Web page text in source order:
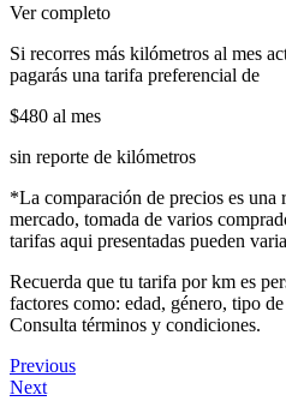
Ver completo
Si recorres más kilómetros al mes
pagarás una tarifa preferencial de
$480 al mes
sin reporte de kilómetros
*La comparación de precios es una
mercado, tomada de varios
tarifas aqui presentadas pueden
Recuerda que tu tarifa por km es
factores como: edad, género, tipo
Consulta términos y condiciones.
Previous
Next